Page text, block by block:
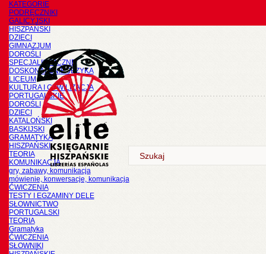
KATEGORIE
PODRĘCZNIKI
GALICYJSKI
HISZPAŃSKI
DZIECI
GIMNAZJUM
DOROŚLI
SPECJALISTYCZNE
DOSKONALENIE JĘZYKA
LICEUM
KULTURA I CYWILIZACJA
PORTUGALSKIE
DOROŚLI
DZIECI
KATALOŃSKI
BASKIJSKI
GRAMATYKA
HISZPAŃSKI
TEORIA
KOMUNIKACJA
gry, zabawy, komunikacja
mówienie, konwersacje, komunikacja
ĆWICZENIA
TESTY I EGZAMINY DELE
SŁOWNICTWO
PORTUGALSKI
TEORIA
Gramatyka
ĆWICZENIA
SŁOWNIKI